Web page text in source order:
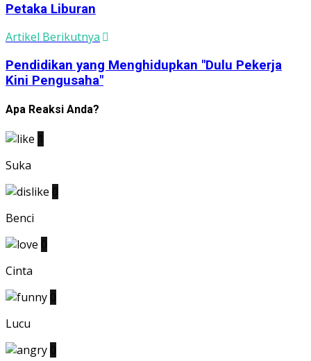
Petaka Liburan
Artikel Berikutnya
Pendidikan yang Menghidupkan "Dulu Pekerja
Kini Pengusaha"
Apa Reaksi Anda?
Suka
Benci
Cinta
Lucu